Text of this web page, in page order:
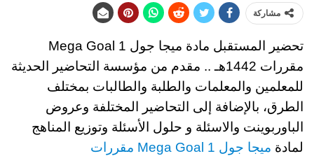
مشاركة
تحضير المستقبل مادة ميجا جول Mega Goal 1
مقررات 1442هـ ..
مقدم من مؤسسة التحاضير الحديثة
للمعلمين والمعلمات والطلبة والطالبات بمختلف
الطرق، بالإضافة إلى التحاضير المختلفة وعروض
الباوربوينت والاسئلة و حلول الأسئلة وتوزيع المناهج
لمادة ميجا جول Mega Goal 1 مقررات